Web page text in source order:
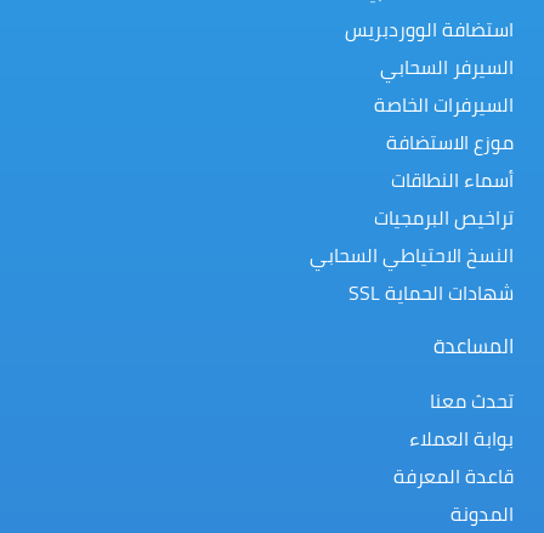
استضافة الووردبريس
السيرفر السحابي
السيرفرات الخاصة
موزع الاستضافة
أسماء النطاقات
تراخيص البرمجيات
النسخ الاحتياطي السحابي
شهادات الحماية SSL
المساعدة
تحدث معنا
بوابة العملاء
قاعدة المعرفة
المدونة